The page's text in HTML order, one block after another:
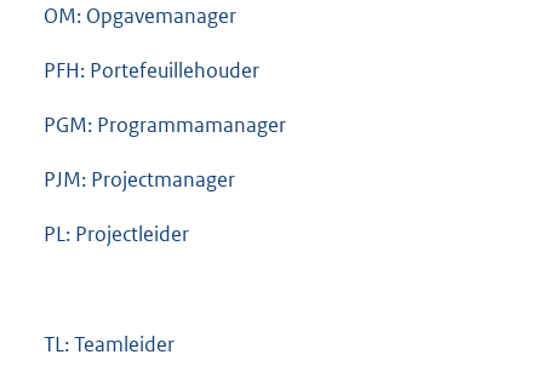
OM: Opgavemanager
PFH: Portefeuillehouder
PGM: Programmamanager
PJM: Projectmanager
PL: Projectleider
TL: Teamleider